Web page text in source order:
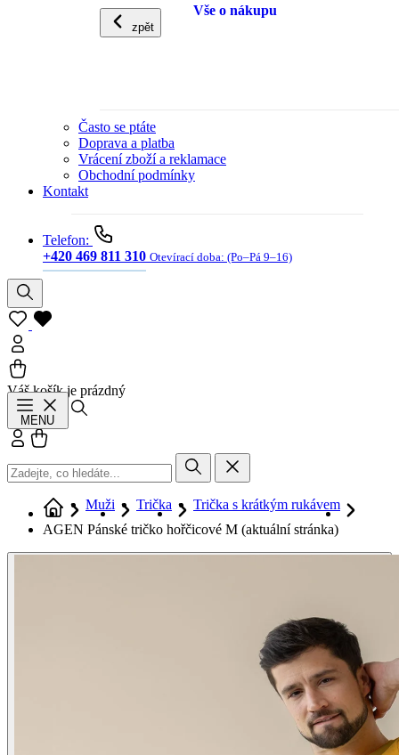
zpět
Vše o nákupu
Často se ptáte
Doprava a platba
Vrácení zboží a reklamace
Obchodní podmínky
Kontakt
Telefon:
+420 469 811 310 Otevírací doba: (Po–Pá 9–16)
Váš košík je prázdný
MENU
Přihlásit se
Muži Trička
Trička s krátkým rukávem
AGEN Pánské tričko hořčicové M (aktuální stránka)